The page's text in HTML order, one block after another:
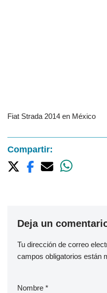
Fiat Strada 2014 en México
Compartir:
Deja un
Tu dirección de correo
campos obligatorios están
Nombre *